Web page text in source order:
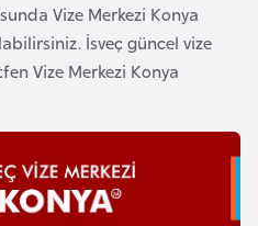
Vize Merkezi Konya
İsveç güncel vize
Vize Merkezi Konya